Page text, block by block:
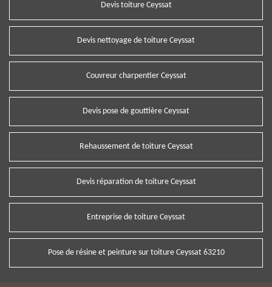
Devis toiture Ceyssat
Devis nettoyage de toiture Ceyssat
Couvreur charpentier Ceyssat
Devis pose de gouttière Ceyssat
Rehaussement de toiture Ceyssat
Devis réparation de toiture Ceyssat
Entreprise de toiture Ceyssat
Pose de résine et peinture sur toiture Ceyssat 63210